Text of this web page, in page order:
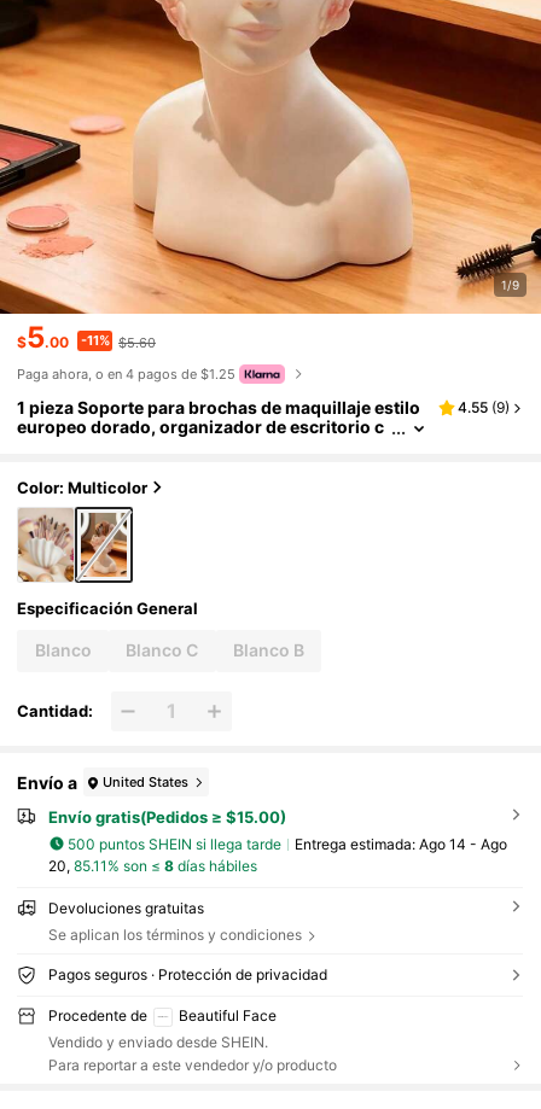
1/9
$5.00 -11% $5.60
Paga ahora, o en 4 pagos de $1.25
1 pieza Soporte para brochas de maquillaje estilo
europeo dorado, organizador de escritorio c
para la novia
4.55 (9)
Color: Multicolor
Especificación General
Blanco Blanco C Blanco B
Cantidad:
Envío a United States
Envío gratis(Pedidos ≥ $15.00)
500 puntos SHEIN si llega tarde Entrega estimada: Ago 14 - Ago
20, 85.11% son ≤ 8días hábiles
Devoluciones gratuitas
Se aplican los términos y condiciones
Pagos seguros · Protección de privacidad
Procedente de
Beautiful Face
Vendido y enviado desde SHEIN.
Para reportar a este vendedor y/o producto